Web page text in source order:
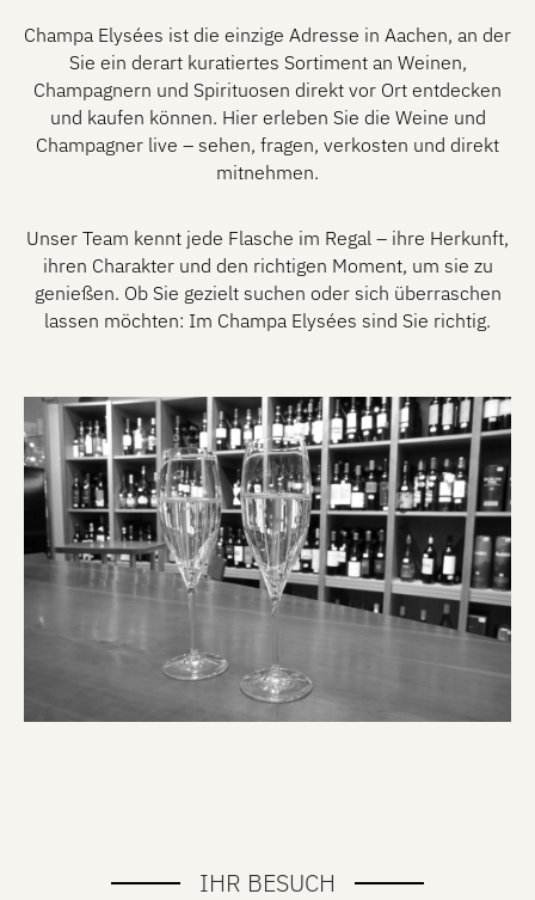
Champa Elysées ist die einzige Adresse in Aachen, an der
Sie ein derart kuratiertes Sortiment an Weinen,
Champagnern und Spirituosen direkt vor Ort entdecken
und kaufen können. Hier erleben Sie die Weine und
Champagner live – sehen, fragen, verkosten und direkt
mitnehmen.
Unser Team kennt jede Flasche im Regal – ihre Herkunft,
ihren Charakter und den richtigen Moment, um sie zu
genießen. Ob Sie gezielt suchen oder sich überraschen
lassen möchten: Im Champa Elysées sind Sie richtig.
IHR BESUCH